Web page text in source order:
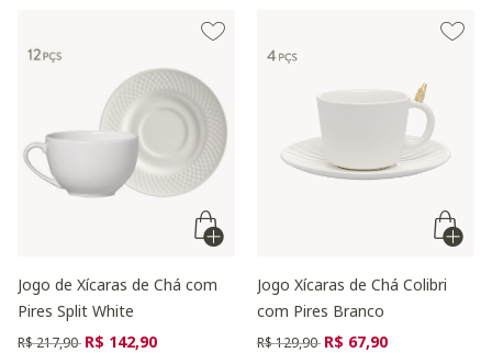
Jogo de Xícaras de Chá com
Pires Split White
Preço reduzido de
R$ 217,90 para
R$ 142,90
Jogo Xícaras de Chá Colibri
com Pires Branco
Preço reduzido de
R$ 129,90 para
R$ 67,90